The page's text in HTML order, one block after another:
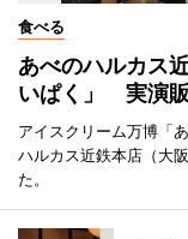
食べる
あべのハルカス
いぱく」 実演
アイスクリーム万博「
ハルカス近鉄本店（大
た。